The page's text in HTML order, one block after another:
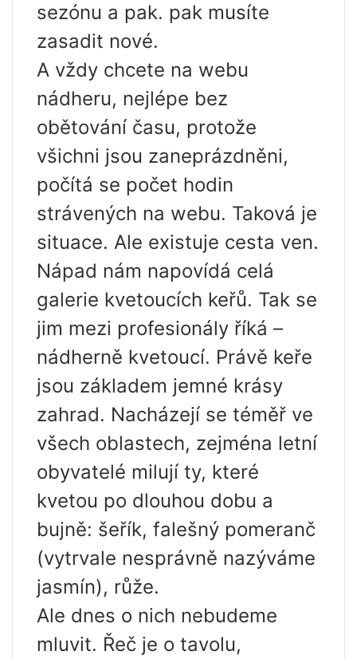
sezónu a pak. pak musíte
zasadit nové.
A vždy chcete na webu
nádheru, nejlépe bez
obětování času, protože
všichni jsou zaneprázdněni,
počítá se počet hodin
strávených na webu. Taková je
situace. Ale existuje cesta ven.
Nápad nám napovídá celá
galerie kvetoucích keřů. Tak se
jim mezi profesionály říká –
nádherně kvetoucí. Právě keře
jsou základem jemné krásy
zahrad. Nacházejí se téměř ve
všech oblastech, zejména letní
obyvatelé milují ty, které
kvetou po dlouhou dobu a
bujně: šeřík, falešný pomeranč
(vytrvale nesprávně nazýváme
jasmín), růže.
Ale dnes o nich nebudeme
mluvit. Řeč je o tavolu,